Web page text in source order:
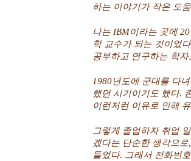
하는 이야기가 작은 도
나는 IBM이라는 곳에
학 교수가 되는 것이었
공부하고 연구하는 학
1980년도에 군대를 다
했던 시기이기도 했다.
이런저런 이유로 인해
그렇게 졸업하자 취업
겠다는 단순한 생각으
들었다. 그래서 전화번